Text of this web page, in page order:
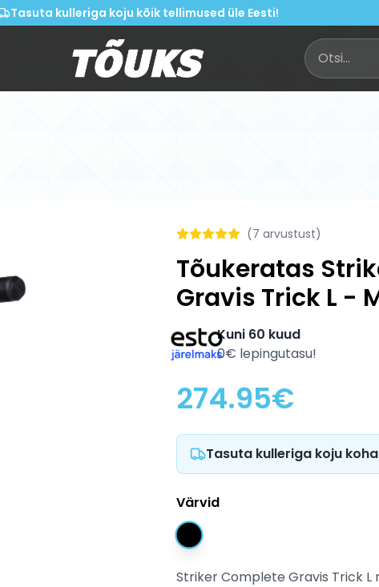
Tasuta kulleriga koju kõik tellimused üle Eesti!
(7 arvustust)
Tõukeratas
Gravis Trick L -
Kuni 60 kuud
0€ lepingutasu!
274.95€
Tasuta kulleriga koju
Värvid
Striker Complete Gravis Trick